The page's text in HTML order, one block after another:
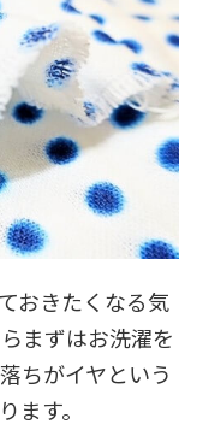
おきたくなる気
まずはお洗濯を
ちがイヤという
ます。